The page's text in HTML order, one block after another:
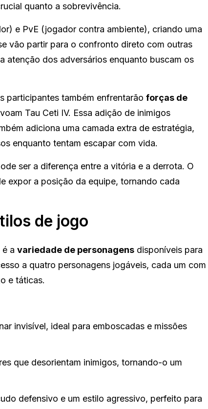
quanto a sobrevivência.
e PvE (jogador contra ambiente), criando uma
vão partir para o confronto direto com outras
atenção dos adversários enquanto buscam os
participantes também enfrentarão forças de
Tau Ceti IV. Essa adição de inimigos
adiciona uma camada extra de estratégia,
enquanto tentam escapar com vida.
ser a diferença entre a vitória e a derrota. O
expor a posição da equipe, tornando cada
de jogo
é a variedade de personagens disponíveis para
a quatro personagens jogáveis, cada um com
e táticas.
invisível, ideal para emboscadas e missões
que desorientam inimigos, tornando-o um
defensivo e um estilo agressivo, perfeito para